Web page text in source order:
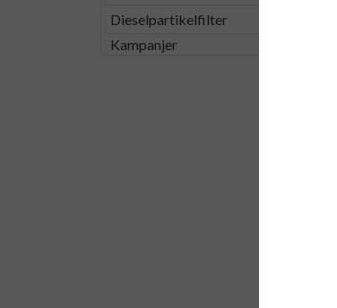
Dieselpartikelfilter
Kampanjer